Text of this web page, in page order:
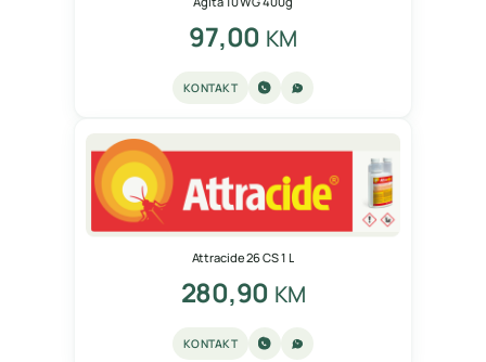
97,00 KM
KONTAKT
Attracide 26 CS 1 L
280,90 KM
KONTAKT